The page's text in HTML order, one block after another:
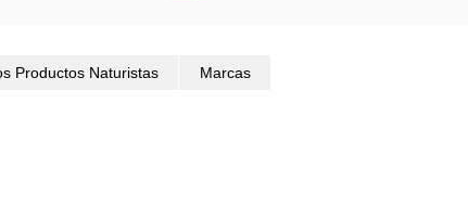
Productos Naturistas Marcas